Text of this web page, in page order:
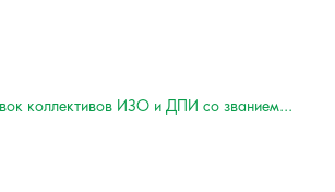
коллективов ИЗО и ДПИ со званием...